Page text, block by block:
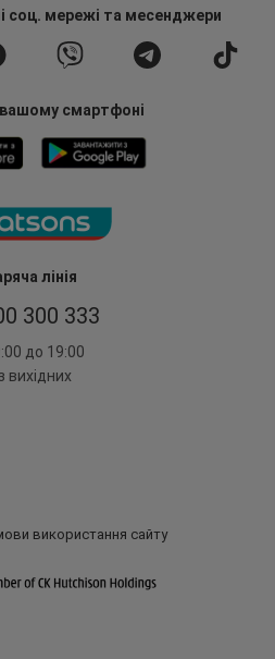
лінія
300 333
до 19:00
вихідних
соц. мережі та месенджери
смартфоні
використання сайту